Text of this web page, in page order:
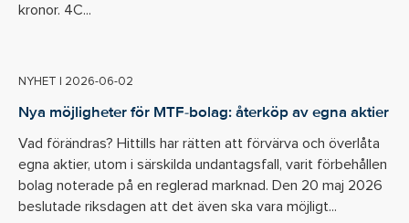
kronor. 4C...
NYHET | 2026-06-02
Nya möjligheter för MTF-bolag: återköp av egna aktier
Vad förändras? Hittills har rätten att förvärva och överlåta
egna aktier, utom i särskilda undantagsfall, varit förbehållen
bolag noterade på en reglerad marknad. Den 20 maj 2026
beslutade riksdagen att det även ska vara möjligt...